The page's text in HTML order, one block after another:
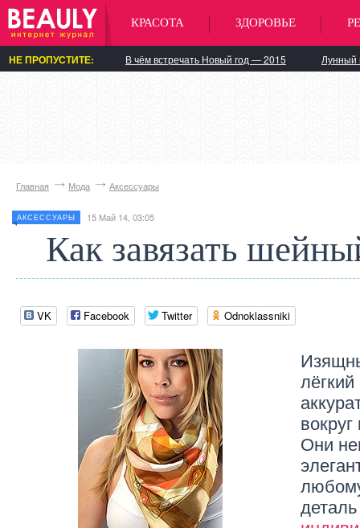
КРАСОТА ЗДОРОВЬЕ
НЕ ПРОПУСТИТЕ: В чём встречать Новый год — 2015 Лунный
Главная Мода Аксессуары
АКСЕССУАРЫ 15 Май 14, 03:05
Как завязать
VK Facebook Twitter Odnoklassniki
Они